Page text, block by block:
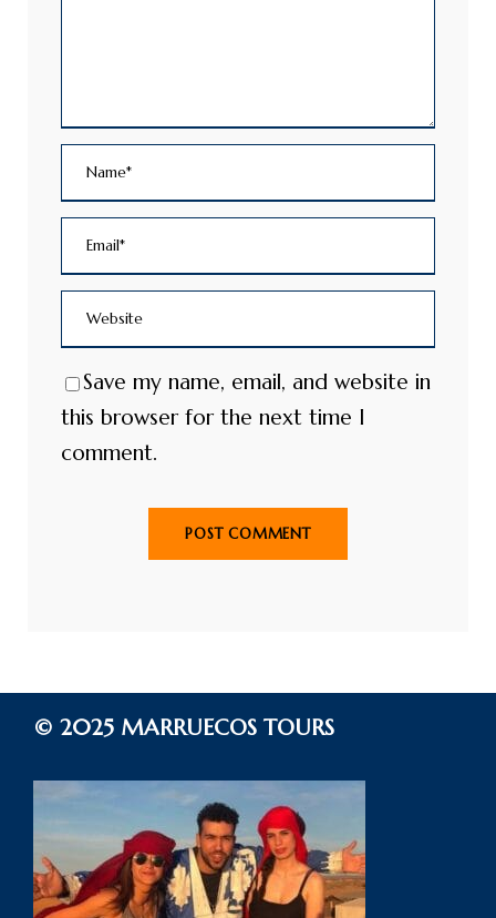
Save my name, email, and website in
this browser for the next time I
comment.
© 2025 MARRUECOS TOURS